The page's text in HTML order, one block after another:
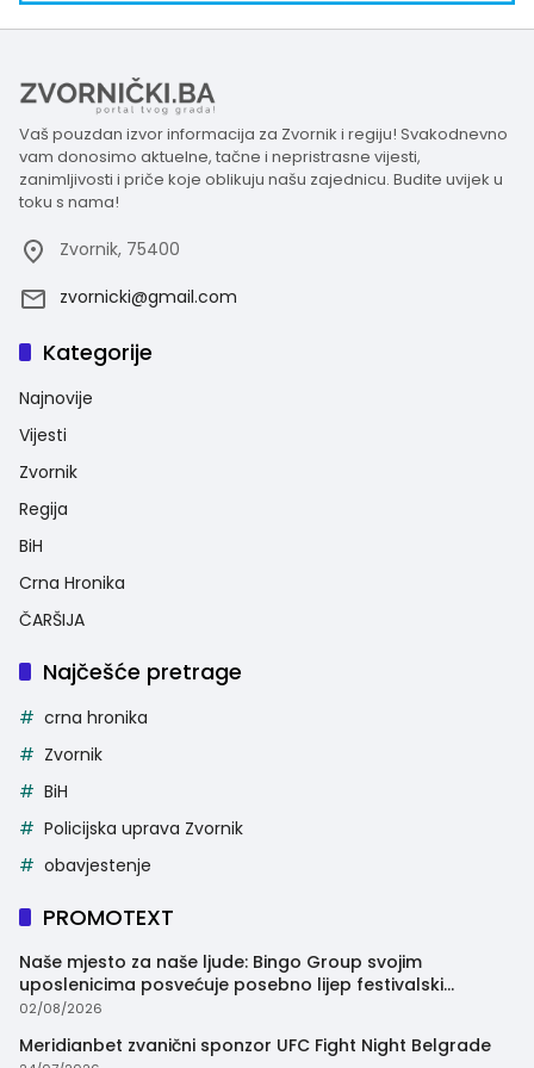
Vaš pouzdan izvor informacija za Zvornik i regiju! Svakodnevno
vam donosimo aktuelne, tačne i nepristrasne vijesti,
zanimljivosti i priče koje oblikuju našu zajednicu. Budite uvijek u
toku s nama!
Zvornik, 75400
zvornicki@gmail.com
Kategorije
Najnovije
Vijesti
Zvornik
Regija
BiH
Crna Hronika
ČARŠIJA
Najčešće pretrage
crna hronika
Zvornik
BiH
Policijska uprava Zvornik
obavjestenje
PROMOTEXT
Naše mjesto za naše ljude: Bingo Group svojim
uposlenicima posvećuje posebno lijep festivalski
trenutak
02/08/2026
Meridianbet zvanični sponzor UFC Fight Night Belgrade